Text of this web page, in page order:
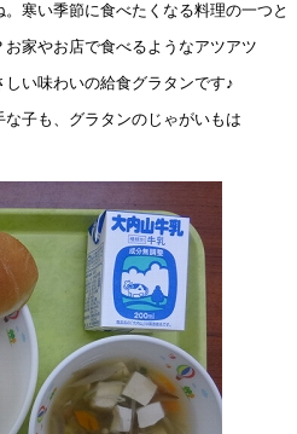
らせ
欠員分） 追加募集
ス感染症への対応について
寒い季節に食べたくなる料理の一つと
家やお店で食べるようなアツアツ
い味わいの給食グラタンです♪
子も、グラタンのじゃがいもは